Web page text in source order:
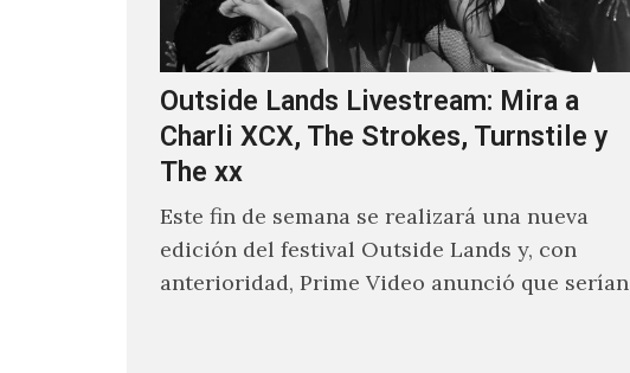
Outside Lands Livestream: Mira a
Charli XCX, The Strokes, Turnstile y
The xx
Este fin de semana se realizará una nueva
edición del festival Outside Lands y, con
anterioridad, Prime Video anunció que serían